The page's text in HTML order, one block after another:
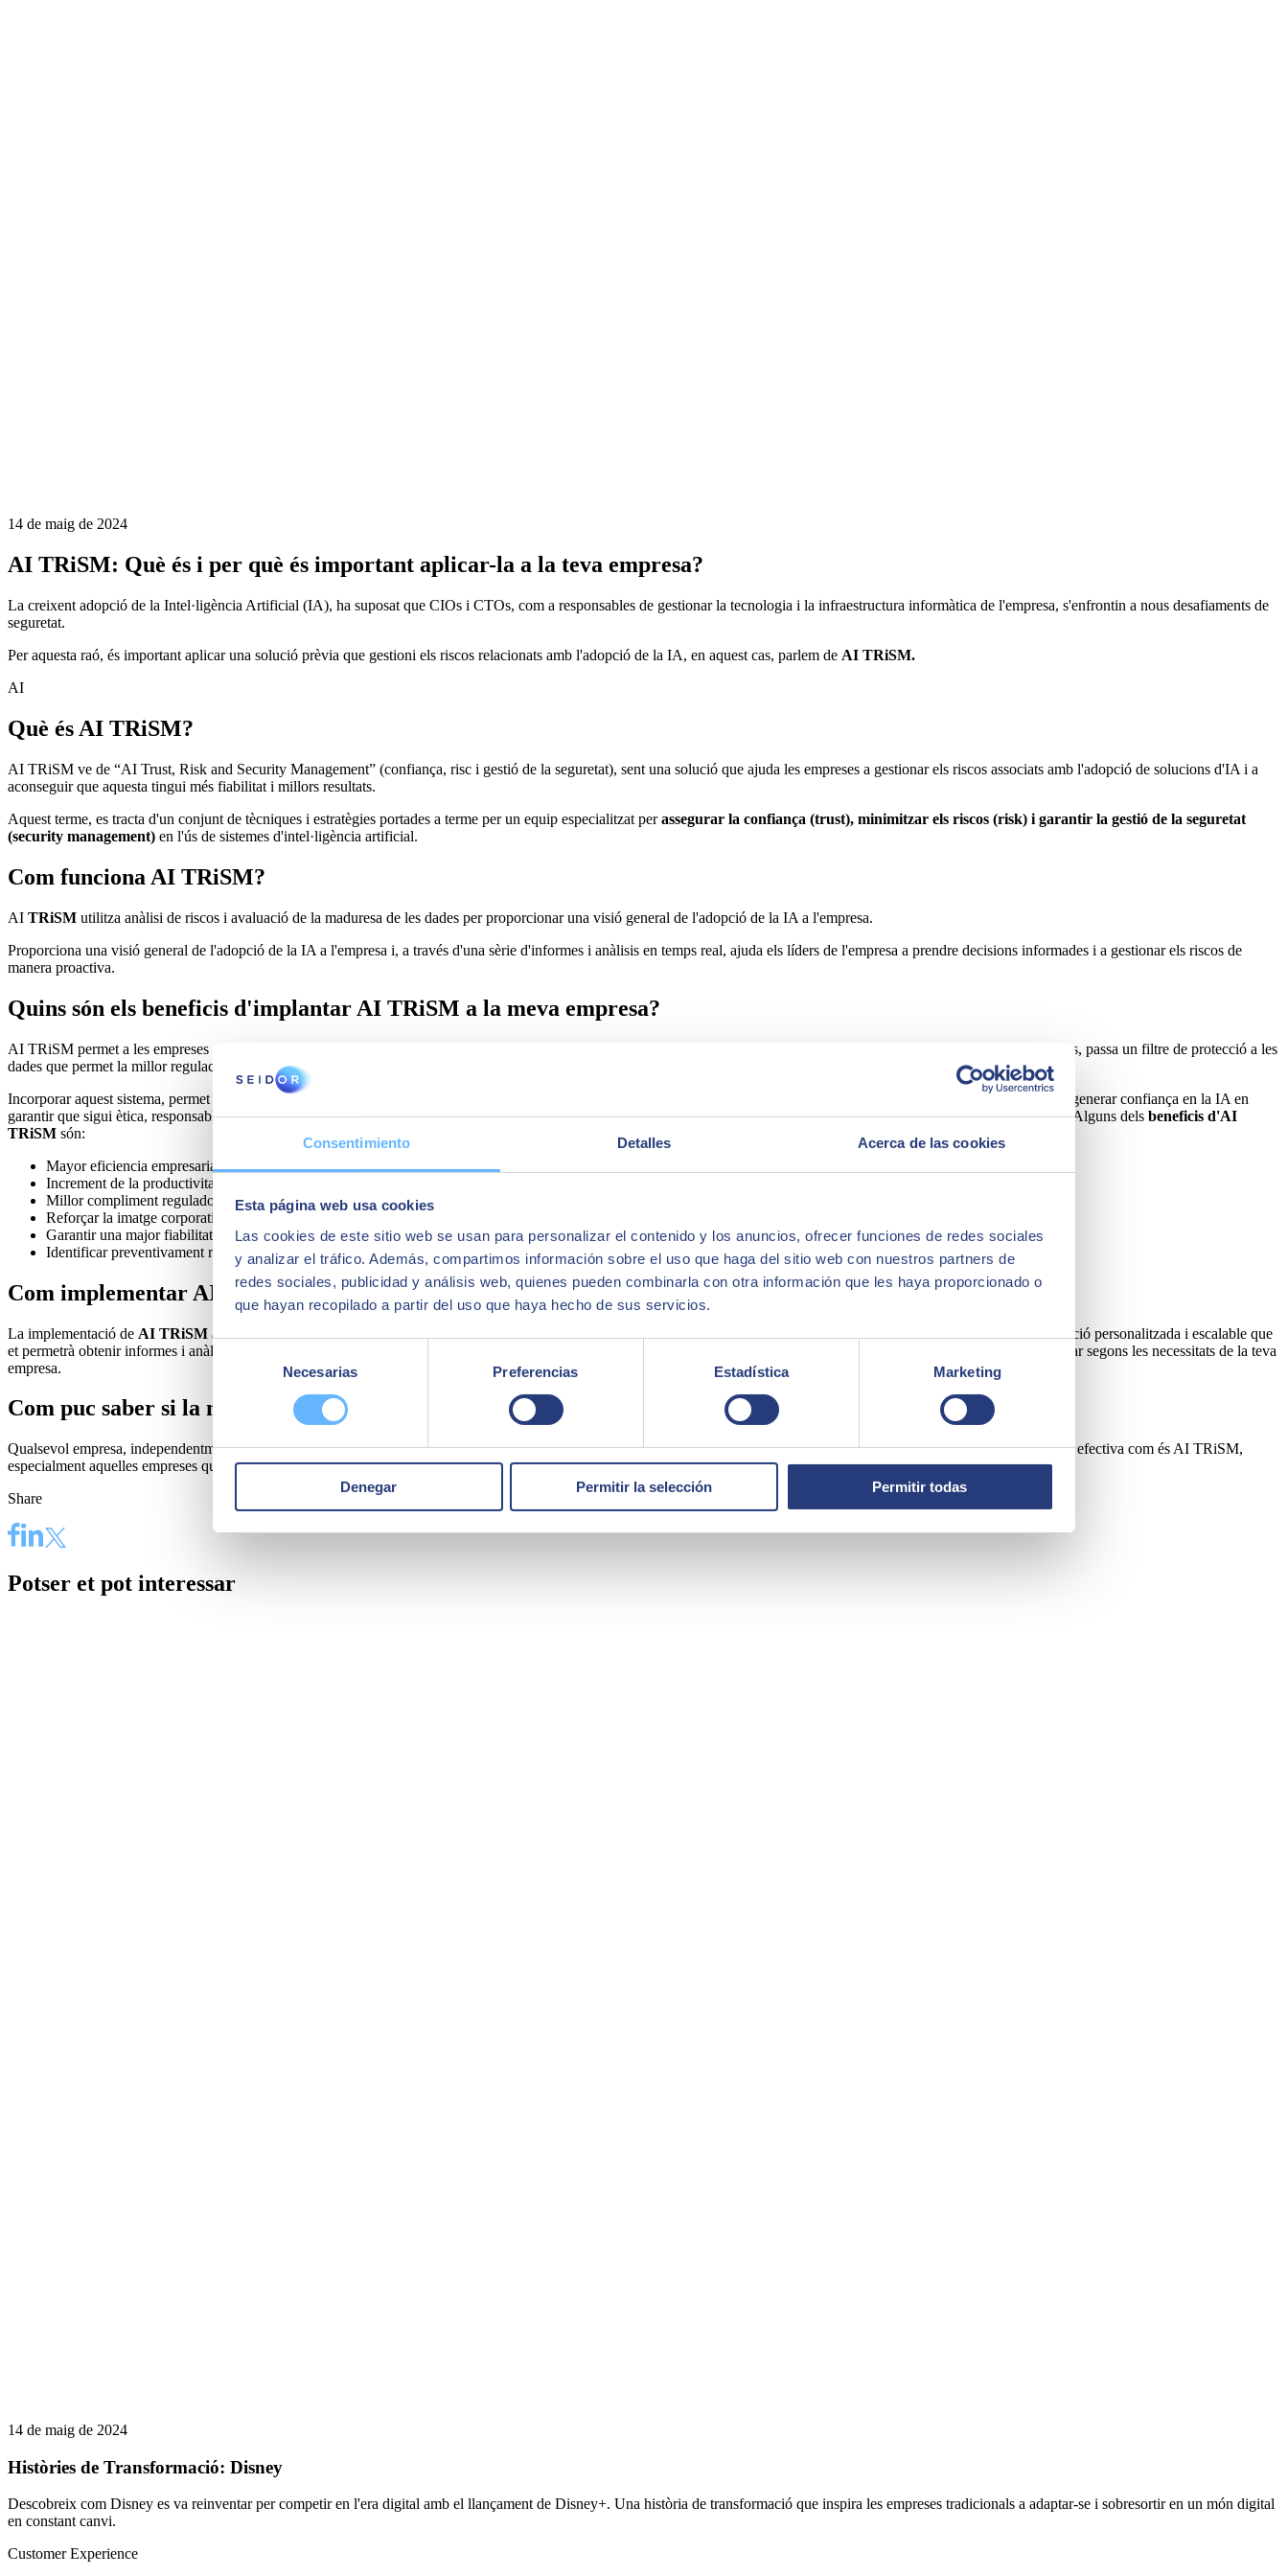
Consentimiento Detalles Acerca de las cookies
Esta página web usa cookies
Las cookies de este sitio web se usan para personalizar el contenido y los anuncios, ofrecer funciones de redes sociales
y analizar el tráfico. Además, compartimos información sobre el uso que haga del sitio web con nuestros partners de
redes sociales, publicidad y análisis web, quienes pueden combinarla con otra información que les haya proporcionado o
que hayan recopilado a partir del uso que haya hecho de sus servicios.
Selección
consentimiento
Necesarias Preferencias Estadística Marketing
Denegar Permitir la selección Permitir todas
14 de maig de 2024
AI TRiSM: Què és i per què és important aplicar-la a la teva empresa?
La creixent adopció de la Intel·ligència Artificial (IA), ha suposat que CIOs i CTOs, com a responsables de gestionar la tecnologia i la infraestructura informàtica de l'empresa, s'enfrontin a nous desafiaments de
seguretat.
Per aquesta raó, és important aplicar una solució prèvia que gestioni els riscos relacionats amb l'adopció de la IA, en aquest cas, parlem de AI TRiSM.
AI
Què és AI TRiSM?
AI TRiSM ve de “AI Trust, Risk and Security Management” (confiança, risc i gestió de la seguretat), sent una solució que ajuda les empreses a gestionar els riscos associats amb l'adopció de solucions d'IA i a
aconseguir que aquesta tingui més fiabilitat i millors resultats.
Aquest terme, es tracta d'un conjunt de tècniques i estratègies portades a terme per un equip especialitzat perassegurar la confiança (trust), minimitzar els riscos (risk) i garantir la gestió de la seguretat
(security management) en l'ús de sistemes d'intel·ligència artificial.
Com funciona AI TRiSM?
AI TRiSM utilitza anàlisi de riscos i avaluació de la maduresa de les dades per proporcionar una visió general de l'adopció de la IA a l'empresa.
Proporciona una visió general de l'adopció de la IA a l'empresa i, a través d'una sèrie d'informes i anàlisis en temps real, ajuda els líders de l'empresa a prendre decisions informades i a gestionar els riscos de
manera proactiva.
Quins són els beneficis d'implantar AI TRiSM a la meva empresa?
AI TRiSM permet a les empreses aplicar una intel·ligència artificial més rigorosa, ja que és una solució que aconsegueix fer una interpretació de les dades. Dit amb altres paraules, passa un filtre de protecció a les
dades que permet la millor regulació possible de la solució d'IA.
Incorporar aquest sistema, permet complir amb les regulacions i estàndards de transparència, seguretat i privacitat de la pròpia empresa i dels seus clients. Ajuda a les empreses a generar confiança en la IA en
garantir que sigui ètica, responsable i justa. I a més, es converteix en un suport per complir els seus objectius amb millors resultats i obtenir una intel·ligència artificial de qualitat. Alguns dels beneficis d'AI
TRiSM són:
Mayor eficiencia empresarial
Increment de la productivitat dels processos empresarials
Millor compliment regulador i de seguretat
Reforçar la imatge corporativa
Garantir una major fiabilitat de la informació
Identificar preventivament riscos i/o possibles bretxes de seguretat
Com implementar AI TRiSM a la meva empresa?
La implementació de AI TRiSM a la teva empresa
. És un model que s'integra amb els sistemes existents de l'empresa per proporcionar una solució personalitzada i escalable que
et permetrà obtenir informes i anàlisis en temps real per a una millor presa de decisions informada en quant a gestió dels riscos de manera proactiva. AI TRiSM es pot personalitzar segons les necessitats de la teva
empresa.
Com puc saber si la meva empresa necessita AI TRiSM?
Qualsevol empresa, independentment de la seva mida i sector que estigui adoptant la intel·ligència artificial, és important que també incorpori una solució de gestió de riscos d'IA efectiva com és AI TRiSM,
especialment aquelles empreses que necessiten complir amb regulacions i estàndards de seguretat.
Share
Potser et pot interessar
14 de maig de 2024
Històries de Transformació: Disney
Descobreix com Disney es va reinventar per competir en l'era digital amb el llançament de Disney+. Una història de transformació que inspira les empreses tradicionals a adaptar-se i sobresortir en un món digital
en constant canvi.
Customer Experience